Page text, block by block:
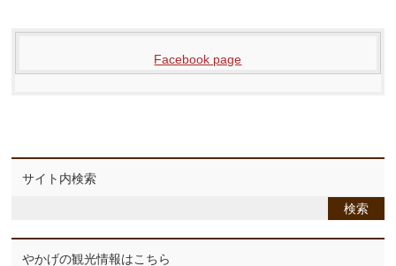
Facebook page
サイト内検索
やかげの観光情報はこちら